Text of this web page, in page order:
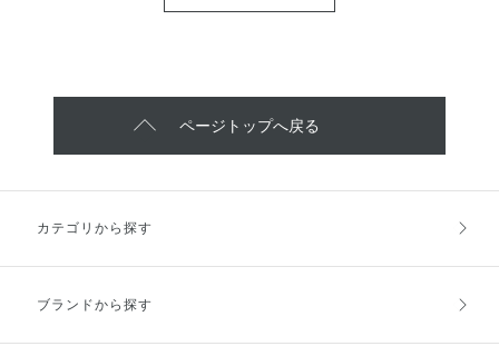
もクリーミーでスルスルと自在に
イリングもしやすく感じています
ィの香りで、リラックスタイムに
もぴったりです😌🌿 リピートし
すすめです🌏 ぜひお試しくださ
い！
是非試してみてくださいね！
ページトップへ戻る
カテゴリから探す
ブランドから探す